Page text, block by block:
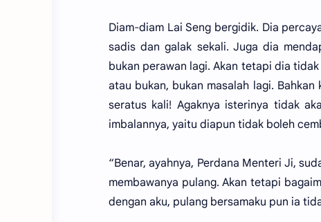
Diam-diam Lai Seng bergidik. Dia
sadis dan galak sekali. Juga dia
bukan perawan lagi. Akan tetapi dia
atau bukan, bukan masalah lagi.
seratus kali! Agaknya isterinya tidak
imbalannya, yaitu diapun tidak boleh
“Benar, ayahnya, Perdana Menteri Ji,
membawanya pulang. Akan tetapi
dengan aku, pulang bersamaku pun ia